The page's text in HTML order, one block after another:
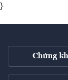
}
Chứng